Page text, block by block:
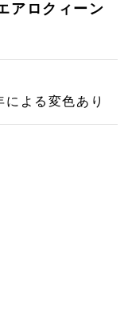
アロクィーン
よる変色あり